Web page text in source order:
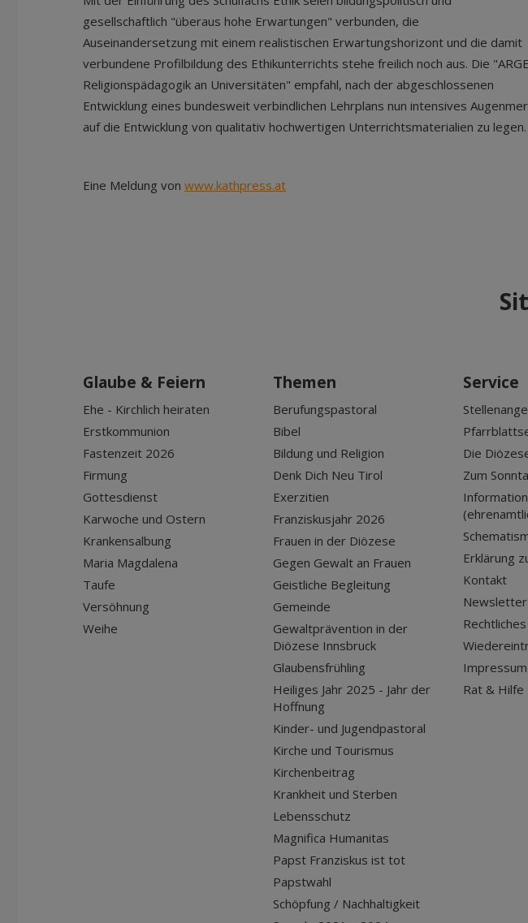
gesellschaftlich "überaus hohe Erwartungen" verbunden, die
Auseinandersetzung mit einem realistischen Erwartungshorizont und die damit
verbundene Profilbildung des Ethikunterrichts stehe freilich noch aus. Die "ARGE
Religionspädagogik an Universitäten" empfahl, nach der abgeschlossenen
Entwicklung eines bundesweit verbindlichen Lehrplans nun intensives
auf die Entwicklung von qualitativ hochwertigen Unterrichtsmaterialien zu legen.
Eine Meldung von www.kathpress.at
Glaube & Feiern
Ehe - Kirchlich heiraten
Erstkommunion
Fastenzeit 2026
Firmung
Gottesdienst
Karwoche und Ostern
Krankensalbung
Maria Magdalena
Taufe
Versöhnung
Weihe
Themen
Berufungspastoral
Bibel
Bildung und Religion
Denk Dich Neu Tirol
Exerzitien
Franziskusjahr 2026
Frauen in der Diözese
Gegen Gewalt an Frauen
Geistliche Begleitung
Gemeinde
Gewaltprävention in der
Diözese Innsbruck
Glaubensfrühling
Heiliges Jahr 2025 - Jahr der
Hoffnung
Kinder- und Jugendpastoral
Kirche und Tourismus
Kirchenbeitrag
Krankheit und Sterben
Lebensschutz
Magnifica Humanitas
Papst Franziskus ist tot
Papstwahl
Schöpfung / Nachhaltigkeit
Service
Die
Zum
Erklärung
Kontakt
Newsletter
Impressum
Rat & Hilfe